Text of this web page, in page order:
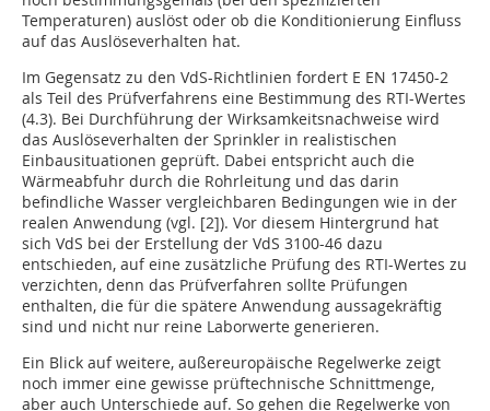
Temperaturen) auslöst oder ob die Konditionierung Einfluss
auf das Auslöseverhalten hat.
Im Gegensatz zu den VdS-Richtlinien fordert E EN 17450-2
als Teil des Prüfverfahrens eine Bestimmung des RTI-Wertes
(4.3). Bei Durchführung der Wirksamkeitsnachweise wird
das Auslöseverhalten der Sprinkler in realistischen
Einbausituationen geprüft. Dabei entspricht auch die
Wärmeabfuhr durch die Rohrleitung und das darin
befindliche Wasser vergleichbaren Bedingungen wie in der
realen Anwendung (vgl. [2]). Vor diesem Hintergrund hat
sich VdS bei der Erstellung der VdS 3100-46 dazu
entschieden, auf eine zusätzliche Prüfung des RTI-Wertes zu
verzichten, denn das Prüfverfahren sollte Prüfungen
enthalten, die für die spätere Anwendung aussagekräftig
sind und nicht nur reine Laborwerte generieren.
Ein Blick auf weitere, außereuropäische Regelwerke zeigt
noch immer eine gewisse prüftechnische Schnittmenge,
aber auch Unterschiede auf. So gehen die Regelwerke von